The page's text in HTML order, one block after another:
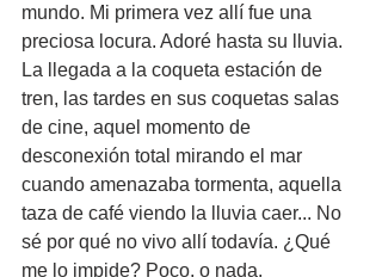
mundo. Mi primera vez allí fue una
preciosa locura. Adoré hasta su lluvia.
La llegada a la coqueta estación de
tren, las tardes en sus coquetas salas
de cine, aquel momento de
desconexión total mirando el mar
cuando amenazaba tormenta, aquella
taza de café viendo la lluvia caer... No
sé por qué no vivo allí todavía. ¿Qué
me lo impide? Poco, o nada.